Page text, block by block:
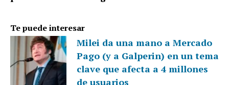
Te puede interesar
Milei da una mano a Mercado
Pago (y a Galperin) en un tema
clave que afecta a 4 millones
de usuarios